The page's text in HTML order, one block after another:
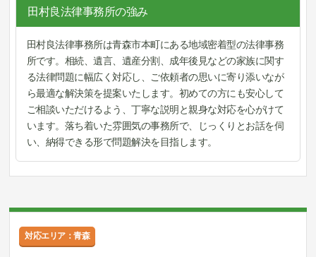
田村良法律事務所の強み
田村良法律事務所は青森市本町にある地域密着型の法律事務
所です。相続、遺言、遺産分割、成年後見などの家族に関す
る法律問題に幅広く対応し、ご依頼者の思いに寄り添いなが
ら最適な解決策を提案いたします。初めての方にも安心して
ご相談いただけるよう、丁寧な説明と親身な対応を心がけて
います。落ち着いた雰囲気の事務所で、じっくりとお話を伺
い、納得できる形で問題解決を目指します。
対応エリア：青森